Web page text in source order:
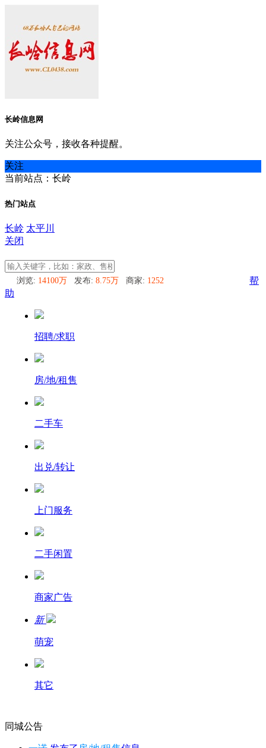
长岭信息网
关注公众号，接收各种提醒。
关注
当前站点：长岭
热门站点
长岭 太平川
关闭
浏览: 14100万 发布: 8.75万 商家: 1252
帮
助
招聘/求职
房/地/租售
二手车
出兑/转让
上门服务
二手闲置
商家广告
新
萌宠
其它
同城公告